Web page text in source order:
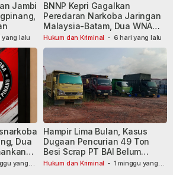
yang lalu
Jambi
Hukum dan Kriminal - 6 hari yang lalu
BNNP Kepri Gagalkan
Peredaran Narkoba Jaringan
Malaysia-Batam, Dua WNA
Masih Diburu
yang
Dua
Center
Hukum dan Kriminal - 1 minggu yang
Hampir Lima Bulan, Kasus
Dugaan Pencurian 49 Ton
Besi Scrap PT BAI Belum
Tetapkan Tersangka